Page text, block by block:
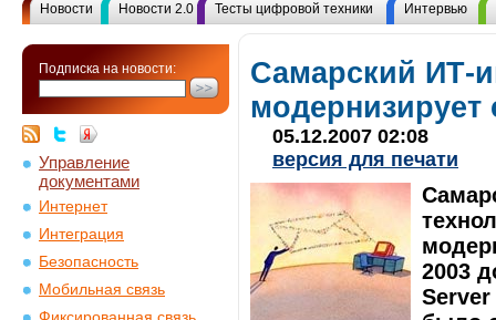
Новости Новости 2.0 Тесты цифровой техники Интервью
Подписка на новости:
Управление
документами
Интернет
Интеграция
Безопасность
Мобильная связь
Самарский ИТ-
05.12.2007 02:08
версия для печати
2003